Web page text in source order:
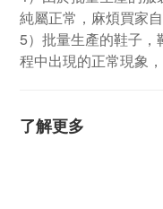
純屬正常，麻煩買家自
5）批量生產的鞋子，
程中出現的正常現象
了解更多